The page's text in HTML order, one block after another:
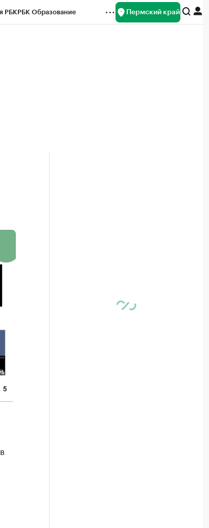
РБКРБК Образование Пермский край